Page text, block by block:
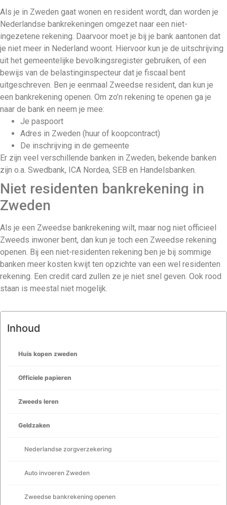
Als je in Zweden gaat wonen en resident wordt, dan worden je
Nederlandse bankrekeningen omgezet naar een niet-
ingezetene rekening. Daarvoor moet je bij je bank aantonen dat
je niet meer in Nederland woont. Hiervoor kun je de uitschrijving
uit het gemeentelijke bevolkingsregister gebruiken, of een
bewijs van de belastinginspecteur dat je fiscaal bent
uitgeschreven. Ben je eenmaal Zweedse resident, dan kun je
een bankrekening openen. Om zo’n rekening te openen ga je
naar de bank en neem je mee:
Je paspoort
Adres in Zweden (huur of koopcontract)
De inschrijving in de gemeente
Er zijn veel verschillende banken in Zweden, bekende banken
zijn o.a. Swedbank, ICA Nordea, SEB en Handelsbanken.
Niet residenten bankrekening in
Zweden
Als je een Zweedse bankrekening wilt, maar nog niet officieel
Zweeds inwoner bent, dan kun je toch een Zweedse rekening
openen. Bij een niet-residenten rekening ben je bij sommige
banken meer kosten kwijt ten opzichte van een wel residenten
rekening. Een credit card zullen ze je niet snel geven. Ook rood
staan is meestal niet mogelijk.
Inhoud
Huis kopen zweden
Officiele papieren
Zweeds leren
Geldzaken
Nederlandse zorgverzekering
Auto invoeren Zweden
Zweedse bankrekening openen